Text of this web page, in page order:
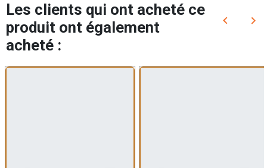
Les clients qui ont acheté ce
produit ont également
acheté :
Précédent
keyboard_arrow_left keyboard_arrow_right